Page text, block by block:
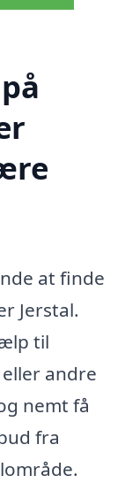
at finde
Jerstal.
til
andre
nemt få
fra